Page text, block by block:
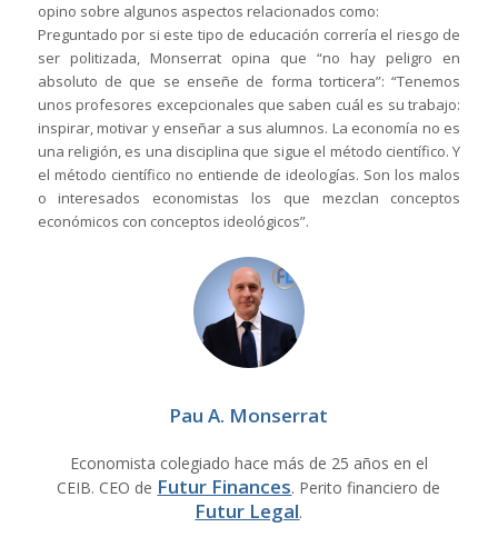
opino sobre algunos aspectos relacionados como:
Preguntado por si este tipo de educación correría el riesgo de
ser politizada, Monserrat opina que “no hay peligro en
absoluto de que se enseñe de forma torticera”: “Tenemos
unos profesores excepcionales que saben cuál es su trabajo:
inspirar, motivar y enseñar a sus alumnos. La economía no es
una religión, es una disciplina que sigue el método científico. Y
el método científico no entiende de ideologías. Son los malos
o interesados economistas los que mezclan conceptos
económicos con conceptos ideológicos”.
Pau A. Monserrat
Economista colegiado hace más de 25 años en el
CEIB. CEO de Futur Finances. Perito financiero de
Futur Legal.